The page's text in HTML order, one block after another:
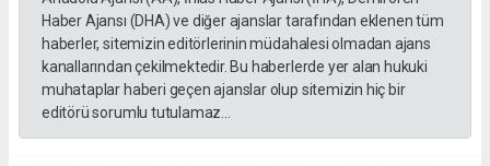
Haber Ajansı (DHA) ve diğer ajanslar tarafından eklenen tüm
haberler, sitemizin editörlerinin müdahalesi olmadan ajans
kanallarından çekilmektedir. Bu haberlerde yer alan hukuki
muhataplar haberi geçen ajanslar olup sitemizin hiç bir
editörü sorumlu tutulamaz...